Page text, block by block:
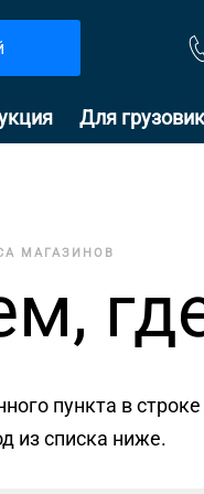
Для
МАГАЗИНОВ
пункта в
из списка ниже.